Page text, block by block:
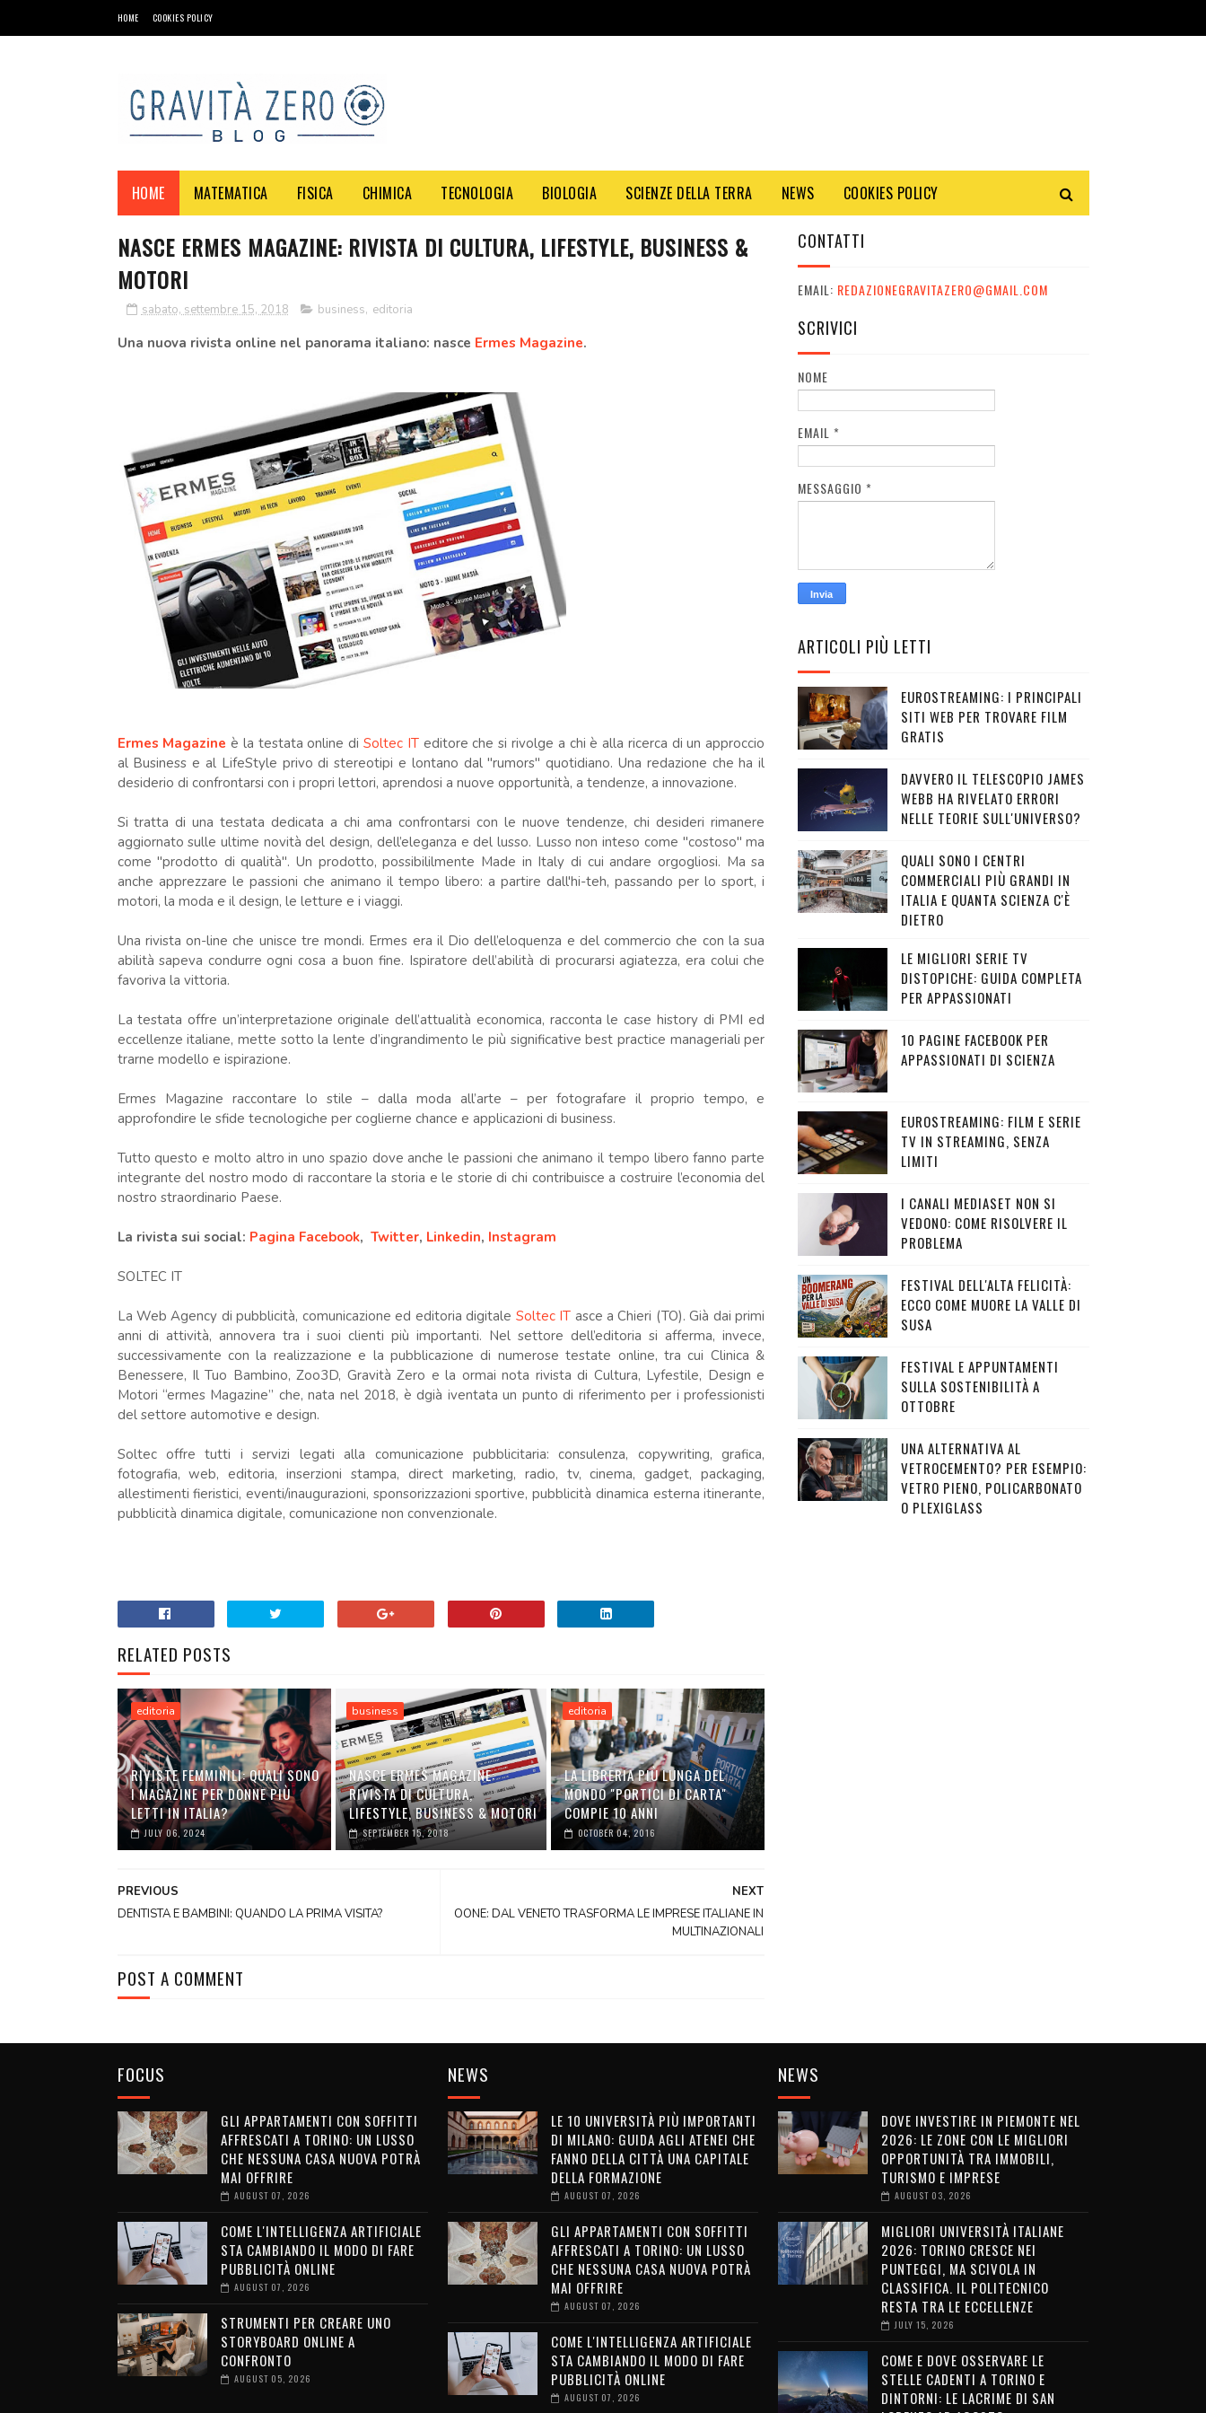
HOME COOKIES POLICY
HOME MATEMATICA FISICA CHIMICA TECNOLOGIA BIOLOGIA SCIENZE DELLA TERRA NEWS COOKIES POLICY
NASCE ERMES MAGAZINE: RIVISTA DI CULTURA, LIFESTYLE, BUSINESS &
MOTORI
sabato, settembre 15, 2018 business, editoria
Una nuova rivista online nel panorama italiano: nasce Ermes Magazine.
Ermes Magazine è la testata online diSoltec ITeditore che si rivolge a chi è alla ricerca di un approccio
al Business e al LifeStyle privo di stereotipi e lontano dal "rumors" quotidiano. Una redazione che ha il
desiderio di confrontarsi con i propri lettori, aprendosi a nuove opportunità, a tendenze, a innovazione.
Si tratta di una testata dedicata a chi ama confrontarsi con le nuove tendenze, chi desideri rimanere
aggiornato sulle ultime novità del design, dell’eleganza e del lusso. Lusso non inteso come "costoso" ma
come "prodotto di qualità". Un prodotto, possibililmente Made in Italy di cui andare orgogliosi. Ma sa
anche apprezzare le passioni che animano il tempo libero: a partire dall'hi-teh, passando per lo sport, i
motori, la moda e il design, le letture e i viaggi.
Una rivista on-line che unisce tre mondi. Ermes era il Dio dell’eloquenza e del commercio che con la sua
abilità sapeva condurre ogni cosa a buon fine. Ispiratore dell’abilità di procurarsi agiatezza, era colui che
favoriva la vittoria.
La testata offre un’interpretazione originale dell’attualità economica, racconta le case history di PMI ed
eccellenze italiane, mette sotto la lente d’ingrandimento le più significative best practice manageriali per
trarne modello e ispirazione.
Ermes Magazine raccontare lo stile – dalla moda all’arte – per fotografare il proprio tempo, e
approfondire le sfide tecnologiche per coglierne chance e applicazioni di business.
Tutto questo e molto altro in uno spazio dove anche le passioni che animano il tempo libero fanno parte
integrante del nostro modo di raccontare la storia e le storie di chi contribuisce a costruire l’economia del
nostro straordinario Paese.
La rivista sui social: Pagina Facebook, Twitter, Linkedin, Instagram
SOLTEC IT
La Web Agency di pubblicità, comunicazione ed editoria digitale Soltec IT asce a Chieri (TO). Già dai primi
anni di attività, annovera tra i suoi clienti più importanti. Nel settore dell’editoria si afferma, invece,
successivamente con la realizzazione e la pubblicazione di numerose testate online, tra cui Clinica &
Benessere, Il Tuo Bambino, Zoo3D, Gravità Zero e la ormai nota rivista di Cultura, Lyfestile, Design e
Motori “ermes Magazine” che, nata nel 2018, è dgià iventata un punto di riferimento per i professionisti
del settore automotive e design.
Soltec offre tutti i servizi legati alla comunicazione pubblicitaria: consulenza, copywriting, grafica,
fotografia, web, editoria, inserzioni stampa, direct marketing, radio, tv, cinema, gadget, packaging,
allestimenti fieristici, eventi/inaugurazioni, sponsorizzazioni sportive, pubblicità dinamica esterna itinerante,
pubblicità dinamica digitale, comunicazione non convenzionale.
RELATED POSTS
editoria
RIVISTE FEMMINILI: QUALI SONO
I MAGAZINE PER DONNE PIÙ
LETTI IN ITALIA?
JULY 06, 2024
business
NASCE ERMES MAGAZINE:
RIVISTA DI CULTURA,
LIFESTYLE, BUSINESS & MOTORI
SEPTEMBER 15, 2018
editoria
LA LIBRERIA PIÙ LUNGA DEL
MONDO "PORTICI DI CARTA"
COMPIE 10 ANNI
OCTOBER 04, 2016
NEXT
OONE: DAL VENETO TRASFORMA LE IMPRESE ITALIANE IN
MULTINAZIONALI
PREVIOUS
DENTISTA E BAMBINI: QUANDO LA PRIMA VISITA?
POST A COMMENT
CONTATTI
EMAIL: REDAZIONEGRAVITAZERO@GMAIL.COM
SCRIVICI
NOME
EMAIL *
MESSAGGIO *
ARTICOLI PIÙ LETTI
EUROSTREAMING: I PRINCIPALI
SITI WEB PER TROVARE FILM
GRATIS
DAVVERO IL TELESCOPIO JAMES
WEBB HA RIVELATO ERRORI
NELLE TEORIE SULL'UNIVERSO?
QUALI SONO I CENTRI
COMMERCIALI PIÙ GRANDI IN
ITALIA E QUANTA SCIENZA C'È
DIETRO
LE MIGLIORI SERIE TV
DISTOPICHE: GUIDA COMPLETA
PER APPASSIONATI
10 PAGINE FACEBOOK PER
APPASSIONATI DI SCIENZA
EUROSTREAMING: FILM E SERIE
TV IN STREAMING, SENZA
LIMITI
I CANALI MEDIASET NON SI
VEDONO: COME RISOLVERE IL
PROBLEMA
FESTIVAL DELL'ALTA FELICITÀ:
ECCO COME MUORE LA VALLE DI
SUSA
FESTIVAL E APPUNTAMENTI
SULLA SOSTENIBILITÀ A
OTTOBRE
UNA ALTERNATIVA AL
VETROCEMENTO? PER ESEMPIO:
VETRO PIENO, POLICARBONATO
O PLEXIGLASS
FOCUS
GLI APPARTAMENTI CON SOFFITTI
AFFRESCATI A TORINO: UN LUSSO
CHE NESSUNA CASA NUOVA POTRÀ
MAI OFFRIRE
AUGUST 07, 2026
COME L'INTELLIGENZA ARTIFICIALE
STA CAMBIANDO IL MODO DI FARE
PUBBLICITÀ ONLINE
AUGUST 07, 2026
STRUMENTI PER CREARE UNO
STORYBOARD ONLINE A
CONFRONTO
AUGUST 05, 2026
NEWS
LE 10 UNIVERSITÀ PIÙ IMPORTANTI
DI MILANO: GUIDA AGLI ATENEI CHE
FANNO DELLA CITTÀ UNA CAPITALE
DELLA FORMAZIONE
AUGUST 07, 2026
GLI APPARTAMENTI CON SOFFITTI
AFFRESCATI A TORINO: UN LUSSO
CHE NESSUNA CASA NUOVA POTRÀ
MAI OFFRIRE
AUGUST 07, 2026
COME L'INTELLIGENZA ARTIFICIALE
STA CAMBIANDO IL MODO DI FARE
PUBBLICITÀ ONLINE
AUGUST 07, 2026
NEWS
DOVE INVESTIRE IN PIEMONTE NEL
2026: LE ZONE CON LE MIGLIORI
OPPORTUNITÀ TRA IMMOBILI,
TURISMO E IMPRESE
AUGUST 03, 2026
MIGLIORI UNIVERSITÀ ITALIANE
2026: TORINO CRESCE NEI
PUNTEGGI, MA SCIVOLA IN
CLASSIFICA. IL POLITECNICO
RESTA TRA LE ECCELLENZE
JULY 15, 2026
COME E DOVE OSSERVARE LE
STELLE CADENTI A TORINO E
DINTORNI: LE LACRIME DI SAN